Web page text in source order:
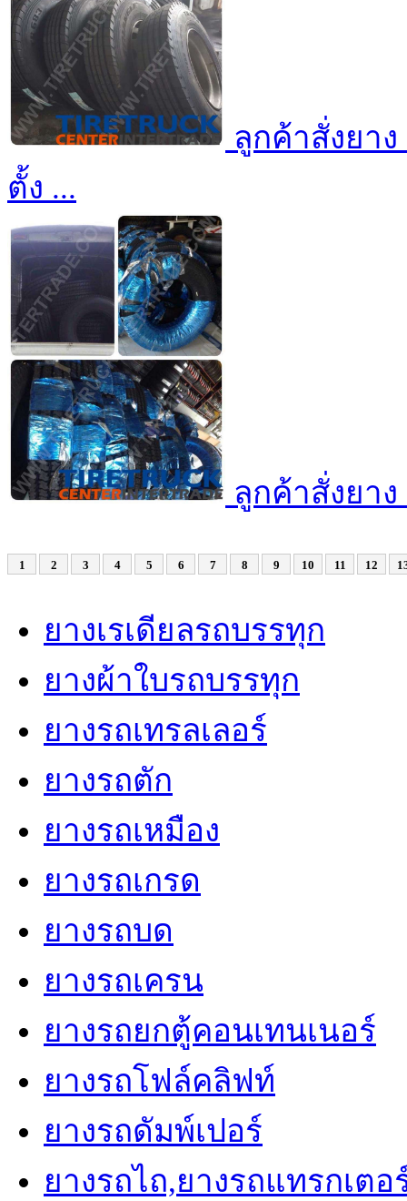
ลูกค้าสั่งยาง
ตั้ง ...
ลูกค้าสั่งยาง
1 2 3 4 5 6 7 8 9 10 11 12
ยางเรเดียลรถบรรทุก
ยางผ้าใบรถบรรทุก
ยางรถเทรลเลอร์
ยางรถตัก
ยางรถเหมือง
ยางรถเกรด
ยางรถบด
ยางรถเครน
ยางรถยกตู้คอนเทนเนอร์
ยางรถโฟล์คลิฟท์
ยางรถดัมพ์เปอร์
ยางรถไถ,ยางรถแทรกเตอ